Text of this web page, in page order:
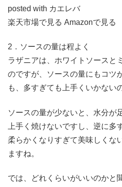
posted with カエレバ
楽天市場で見る Amazonで見る
2．ソースの量は程よく
ラザニアは、ホワイトソースと
のですが、ソースの量にもコツ
も、多すぎても上手くいかない
ソースの量が少ないと、水分が
上手く焼けないですし、逆に多
柔らかくなりすぎて美味しくな
ますね。
では、どれくらいがいいのかと